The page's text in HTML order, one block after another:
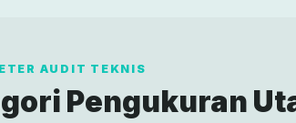
AUDIT TEKNIS
Pengukuran